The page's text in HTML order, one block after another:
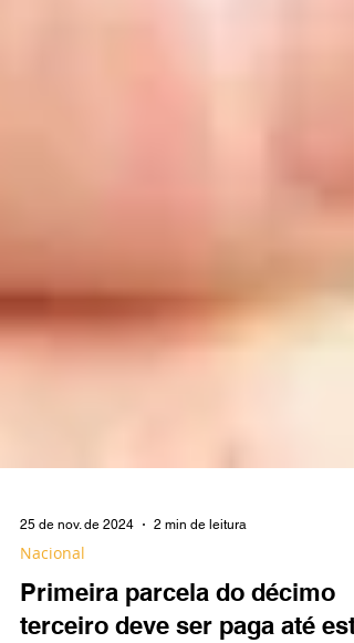
25 de nov. de 2024
Nacional
Primeira parcela do décimo